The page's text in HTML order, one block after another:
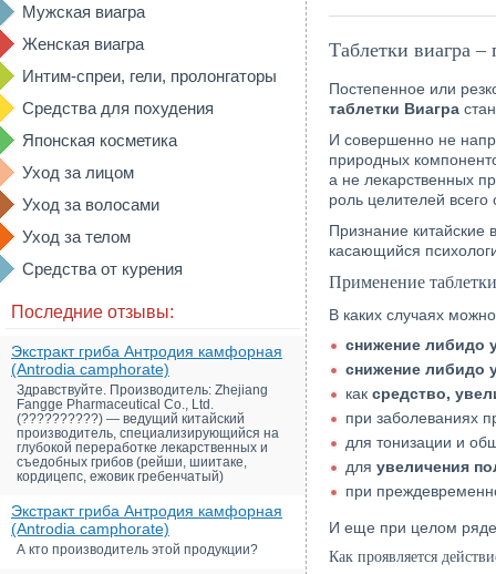
Мужская виагра
Женская виагра
Интим-спреи, гели, пролонгаторы
Средства для похудения
Японская косметика
Уход за лицом
Уход за волосами
Уход за телом
Средства от курения
Последние отзывы:
Экстракт гриба Антродия камфорная
(Antrodia camphorate)
Здравствуйте. Производитель: Zhejiang
Fangge Pharmaceutical Co., Ltd.
(??????????) — ведущий китайский
производитель, специализирующийся на
глубокой переработке лекарственных и
съедобных грибов (рейши, шиитаке,
кордицепс, ежовик гребенчатый)
Экстракт гриба Антродия камфорная
(Antrodia camphorate)
А кто производитель этой продукции?
Таблетки виагра –
Постепенное или
таблетки Виагра
И совершенно не
природных
а не лекарственных
роль целителей
Признание китайские
касающийся
Применение
В каких случаях
снижение либидо
снижение либидо
как средство,
при заболеваниях
для тонизации и
для увеличения
при
И еще при целом
Как проявляется